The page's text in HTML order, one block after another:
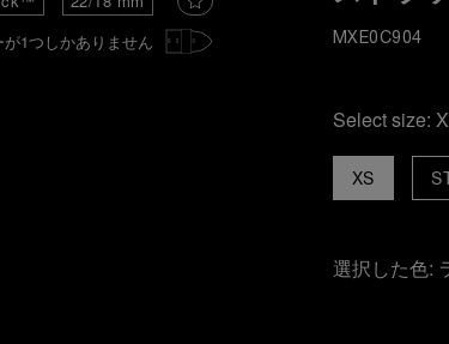
1つしかありません
MXE0C904
Select size:
XS
選択した色: